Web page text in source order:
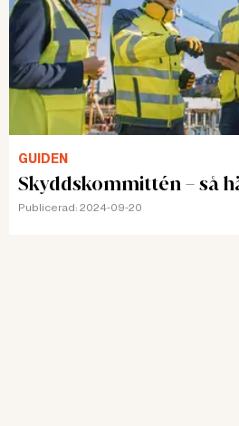
GUIDEN
Skyddskommittén – så
Publicerad: 2024-09-20